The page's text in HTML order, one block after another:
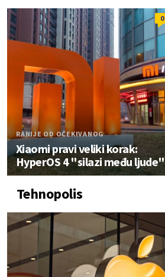
0
RANIJE OD OČEKIVANOG
Xiaomi pravi veliki korak:
HyperOS 4 "silazi među ljude"
Tehnopolis